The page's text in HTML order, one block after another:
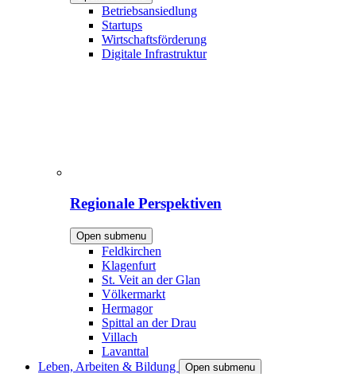
Betriebsansiedlung
Startups
Wirtschaftsförderung
Digitale Infrastruktur
Regionale Perspektiven
Open submenu
Feldkirchen
Klagenfurt
St. Veit an der Glan
Völkermarkt
Hermagor
Spittal an der Drau
Villach
Lavanttal
Leben, Arbeiten & Bildung
Open submenu